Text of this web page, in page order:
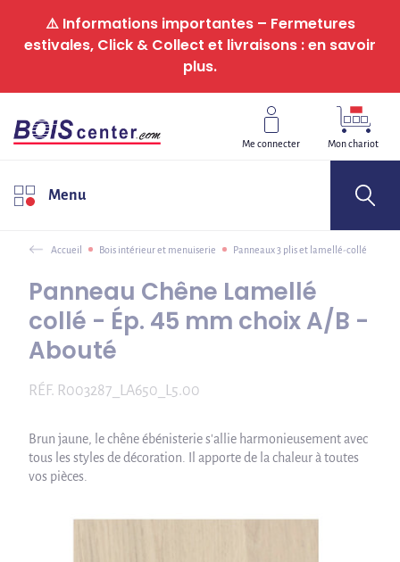
⚠️ Informations importantes – Fermetures
estivales, Click & Collect et livraisons : en savoir
plus.
Me connecter Mon chariot
Menu
Accueil Bois intérieur et menuiserie Panneaux 3 plis et lamellé-collé
Panneau Chêne Lamellé
collé - Ép. 45 mm choix A/B -
Abouté
RÉF. R003287_LA650_L5.00
Brun jaune, le chêne ébénisterie s'allie harmonieusement avec
tous les styles de décoration. Il apporte de la chaleur à toutes
vos pièces.